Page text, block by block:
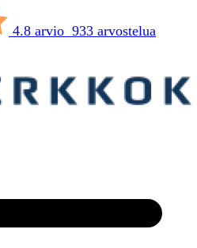
4.8 arvio 933 arvostelua